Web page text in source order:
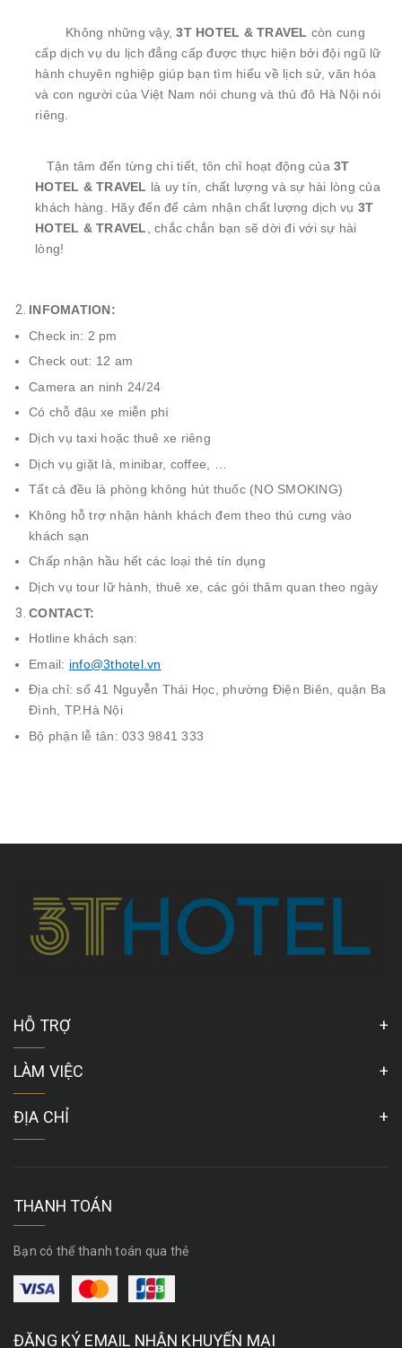
Không những vậy,3T HOTEL & TRAVEL còn cung
cấp dịch vụ du lịch đẳng cấp được thực hiện bởi đội ngũ lữ
hành chuyên nghiệp giúp bạn tìm hiểu về lịch sử, văn hóa
và con người của Việt Nam nói chung và thủ đô Hà Nội nói
riêng.
Tận tâm đến từng chi tiết, tôn chỉ hoạt động của 3T
HOTEL & TRAVEL là uy tín, chất lượng và sự hài lòng của
khách hàng. Hãy đến để cảm nhận chất lượng dịch vụ 3T
HOTEL & TRAVEL , chắc chắn bạn sẽ dời đi với sự hài
lòng!
INFOMATION:
Check in: 2 pm
Check out: 12 am
Camera an ninh 24/24
Có chỗ đậu xe miễn phí
Dịch vụ taxi hoặc thuê xe riêng
Dịch vụ giặt là, minibar, coffee, …
Tất cả đều là phòng không hút thuốc (NO SMOKING)
Không hỗ trợ nhận hành khách đem theo thú cưng vào
khách sạn
Chấp nhận hầu hết các loại thẻ tín dụng
Dịch vụ tour lữ hành, thuê xe, các gói thăm quan theo ngày
CONTACT:
Hotline khách sạn:
Email: info@3thotel.vn
Địa chỉ: số 41 Nguyễn Thái Học, phường Điện Biên, quận Ba
Đình, TP.Hà Nội
Bộ phận lễ tân: 033 9841 333
HỖ TRỢ
LÀM VIỆC
ĐỊA CHỈ
THANH TOÁN
Bạn có thể thanh toán qua thẻ
ĐĂNG KÝ EMAIL NHẬN KHUYẾN MẠI